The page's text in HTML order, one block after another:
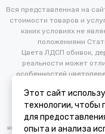
Вся представленная на
стоимости товаров и
каких условиях не
положениями
Цвета ЛДСП обивок,
реальности может
особенностей
изменения в
улучшения их
предварительного
конфигурации продукта
Этот сайт
технологии, чтобы
для
опыта и анализа